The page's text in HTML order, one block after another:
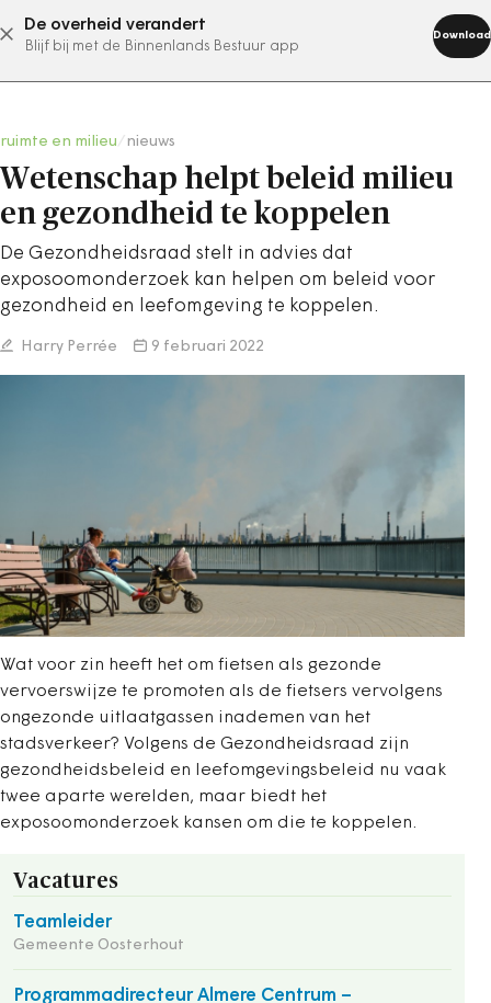
De overheid verandert
Blijf bij met de Binnenlands Bestuur app
Download
abonneer nu
ruimte en milieu nieuws
Wetenschap helpt beleid milieu
en gezondheid te koppelen
De Gezondheidsraad stelt in advies dat
exposoomonderzoek kan helpen om beleid voor
gezondheid en leefomgeving te koppelen.
Harry Perrée 9 februari 2022
Wat voor zin heeft het om fietsen als gezonde
vervoerswijze te promoten als de fietsers vervolgens
ongezonde uitlaatgassen inademen van het
stadsverkeer? Volgens de Gezondheidsraad zijn
gezondheidsbeleid en leefomgevingsbeleid nu vaak
twee aparte werelden, maar biedt het
exposoomonderzoek kansen om die te koppelen.
Vacatures
Teamleider
Gemeente Oosterhout
Programmadirecteur Almere Centrum –